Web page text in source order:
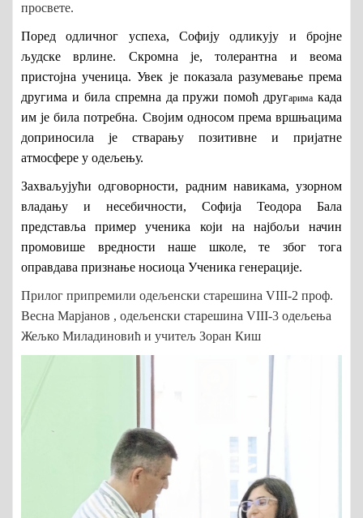
просвете.
Поред одличног успеха, Софију одликују и бројне
људске врлине. Скромна је, толерантна и веома
пристојна ученица. Увек је показала разумевање према
другима и била спремна да пружи помоћ другарима када
им је била потребна. Својим односом према вршњацима
доприносила је стварању позитивне и пријатне
атмосфере у одељењу.
Захваљујући одговорности, радним навикама, узорном
владању и несебичности, Софија Теодора Бала
представља пример ученика који на најбољи начин
промовише вредности наше школе, те због тога
оправдава признање носиоца Ученика генерације.
Прилог припремили одељенски старешина VIII-2 проф.
Весна Марјанов , одељенски старешина VIII-3 одељења
Жељко Миладиновић и учитељ Зоран Киш